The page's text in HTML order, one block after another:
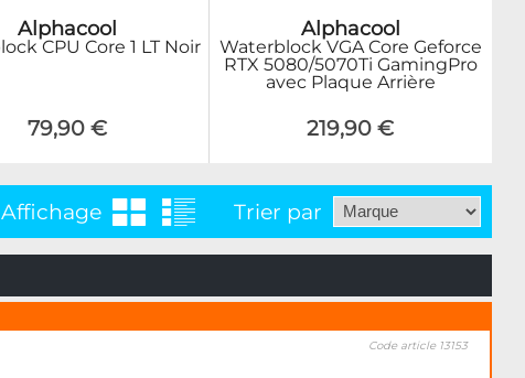
Alphacool
CPU Core 1 LT Noir
79,90 €
Alphacool
Waterblock VGA Core Geforce
RTX 5080/5070Ti GamingPro
avec Plaque Arrière
219,90 €
Affichage Trier par
Code article 13153